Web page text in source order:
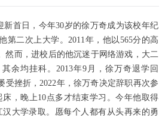
新首日，今年30岁的徐万奇成为该校年纪
第二次上大学。2011年，他以565分的高
然而，进校后的他沉迷于网络游戏，大二
余均挂科。2013年9月，徐万奇退学回
受挫折，2022年，徐万奇决定辞职再次参
，晚上10点多才结束学习。今年他取得
汉大学录取。愿每个人都有从头再来的勇